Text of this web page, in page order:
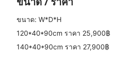
ขนาด: W*D*H
120*40*90cm ราคา 25,900฿
140*40*90cm ราคา 27,900฿